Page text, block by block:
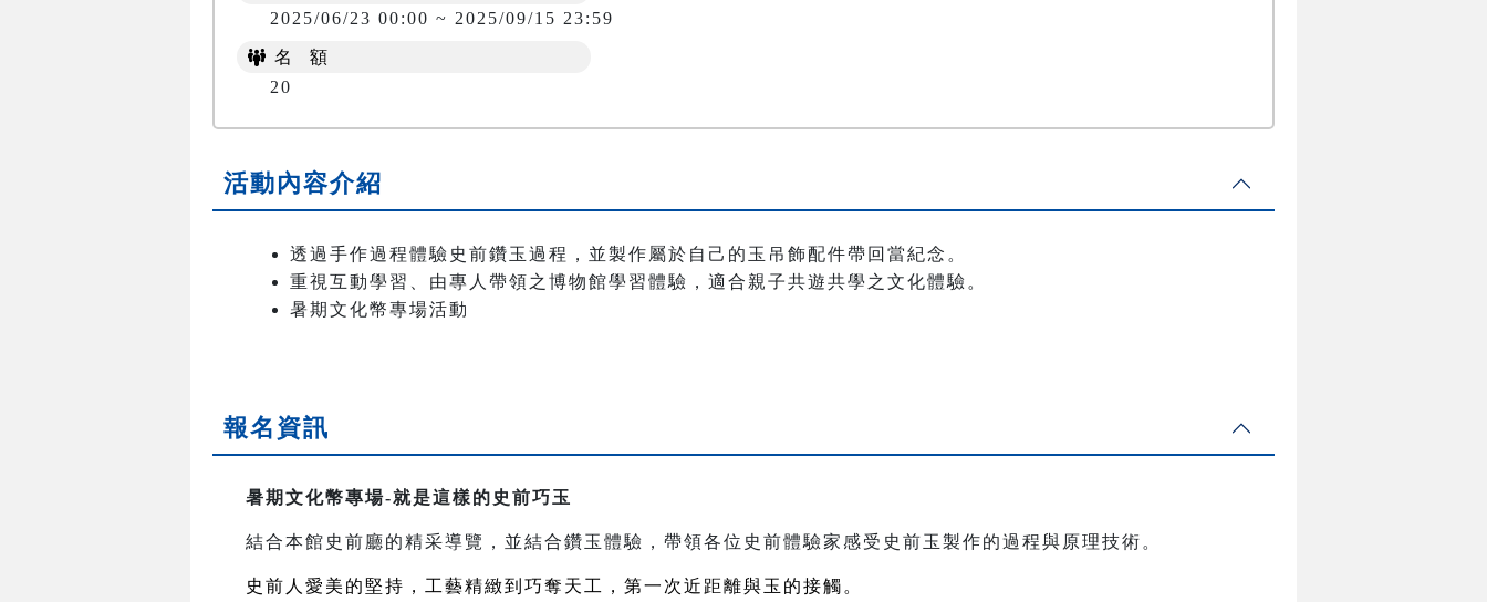
2025/06/23 00:00 ~ 2025/09/15 23:59
名 額
20
活動內容介紹
透過手作過程體驗史前鑽玉過程，並製作屬於自己的玉吊飾配件帶回當紀念。
重視互動學習、由專人帶領之博物館學習體驗，適合親子共遊共學之文化體驗。
暑期文化幣專場活動
報名資訊
暑期文化幣專場-就是這樣的史前巧玉
結合本館史前廳的精采導覽，並結合鑽玉體驗，帶領各位史前體驗家感受史前玉製作的過程與原理技術。
史前人愛美的堅持，工藝精緻到巧奪天工，第一次近距離與玉的接觸。